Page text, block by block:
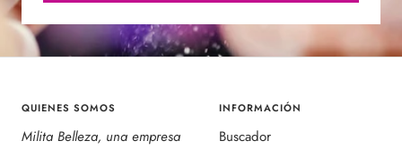
QUIENES SOMOS
Milita Belleza, una empresa
INFORMACIÓN
Buscador